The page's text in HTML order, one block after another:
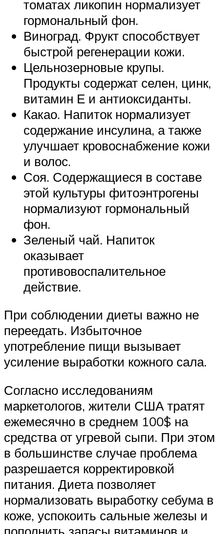
томатах ликопин нормализует
гормональный фон.
Виноград. Фрукт способствует
быстрой регенерации кожи.
Цельнозерновые крупы.
Продукты содержат селен, цинк,
витамин Е и антиоксиданты.
Какао. Напиток нормализует
содержание инсулина, а также
улучшает кровоснабжение кожи
и волос.
Соя. Содержащиеся в составе
этой культуры фитоэнтрогены
нормализуют гормональный
фон.
Зеленый чай. Напиток
оказывает
противовоспалительное
действие.
При соблюдении диеты важно не
переедать. Избыточное
употребление пищи вызывает
усиление выработки кожного сала.
Согласно исследованиям
маркетологов, жители США тратят
ежемесячно в среднем 100$ на
средства от угревой сыпи. При этом
в большинстве случае проблема
разрешается корректировкой
питания. Диета позволяет
нормализовать выработку себума в
коже, успокоить сальные железы и